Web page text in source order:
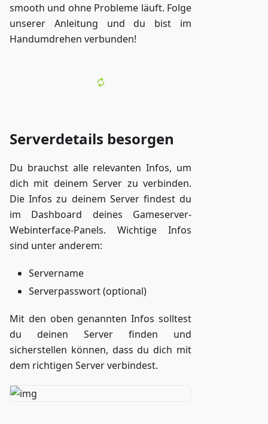
smooth und ohne Probleme läuft. Folge
unserer Anleitung und du bist im
Handumdrehen verbunden!
Serverdetails besorgen
Du brauchst alle relevanten Infos, um
dich mit deinem Server zu verbinden.
Die Infos zu deinem Server findest du
im Dashboard deines Gameserver-
Webinterface-Panels. Wichtige Infos
sind unter anderem:
Servername
Serverpasswort (optional)
Mit den oben genannten Infos solltest
du deinen Server finden und
sicherstellen können, dass du dich mit
dem richtigen Server verbindest.